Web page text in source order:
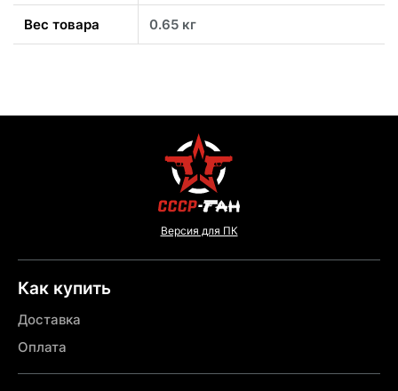
Вес товара 0.65 кг
Версия для ПК
Как купить
Доставка
Оплата